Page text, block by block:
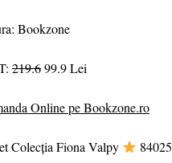
Bookzone
219.699.9 Lei
Online pe Bookzone.ro
Colecția Fiona Valpy 84025